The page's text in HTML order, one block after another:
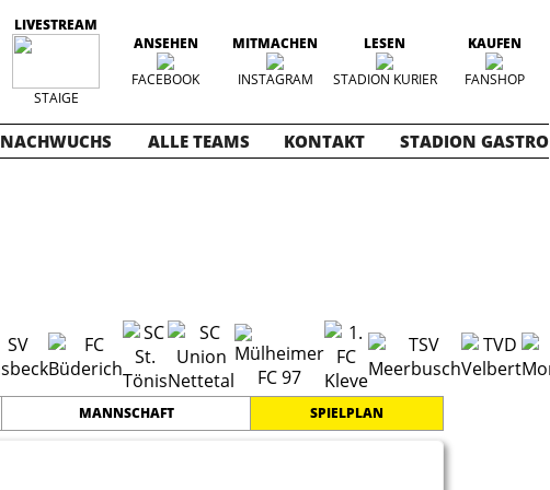
LIVESTREAM
STAIGE
ANSEHEN
FACEBOOK
MITMACHEN
INSTAGRAM
LESEN
STADION KURIER
KAUFEN
FANSHOP
NACHWUCHS ALLE TEAMS KONTAKT STADION GASTRO
MANNSCHAFT
SPIELPLAN